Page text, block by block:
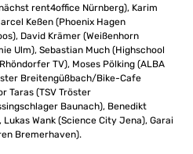
rent4office Nürnberg), Karim
Keßen (Phoenix Hagen
David Krämer (Weißenhorn
Ulm), Sebastian Much (Highschool
TV), Moses Pölking (ALBA
Breitengüßbach/Bike-Cafe
Taras (TSV Tröster
Baunach), Benedikt
Wank (Science City Jena), Garai
Bremerhaven).